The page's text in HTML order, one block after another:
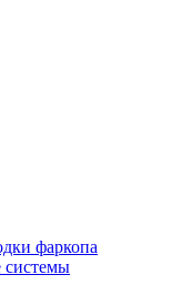
фаркопа
системы